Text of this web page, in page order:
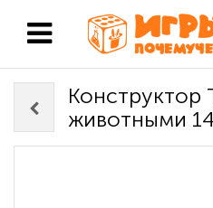
Конструктор
животными